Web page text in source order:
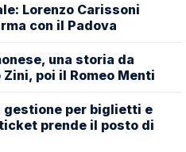
Lorenzo Carissoni
con il Padova
una storia da
poi il Romeo Menti
gestione per biglietti e
prende il posto di